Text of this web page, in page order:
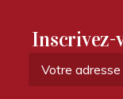
Inscrivez-